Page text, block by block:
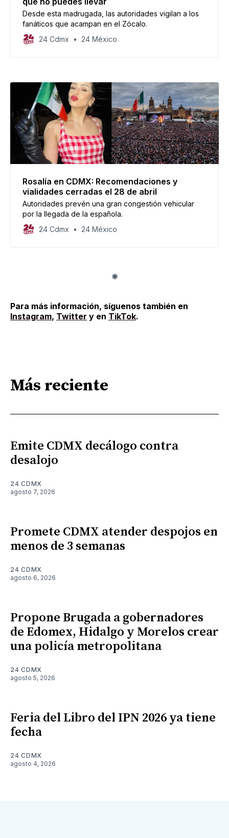
Desde esta madrugada, las autoridades vigilan a los
fanáticos que acampan en el Zócalo.
24 Cdmx
24 México
Rosalía en CDMX: Recomendaciones y
vialidades cerradas el 28 de abril
Autoridades prevén una gran congestión vehicular
por la llegada de la española.
24 Cdmx
24 México
Para más información, síguenos también en
Instagram, Twitter y en TikTok.
Más reciente
Emite CDMX decálogo contra
desalojo
24 CDMX
agosto 7, 2026
Promete CDMX atender despojos en
menos de 3 semanas
24 CDMX
agosto 6, 2026
Propone Brugada a gobernadores
de Edomex, Hidalgo y Morelos crear
una policía metropolitana
24 CDMX
agosto 5, 2026
Feria del Libro del IPN 2026 ya tiene
fecha
24 CDMX
agosto 4, 2026